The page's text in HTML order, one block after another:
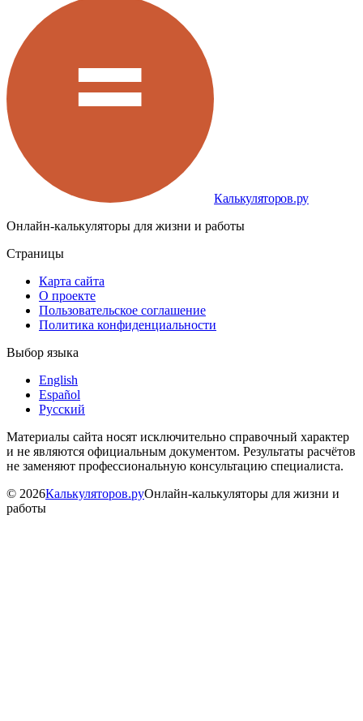
Калькуляторов.ру
Онлайн-калькуляторы для жизни и работы
Страницы
Карта сайта
О проекте
Пользовательское соглашение
Политика конфиденциальности
Выбор языка
English
Español
Русский
Материалы сайта носят исключительно справочный характер
и не являются официальным документом. Результаты расчётов
не заменяют профессиональную консультацию специалиста.
© 2026Калькуляторов.руОнлайн-калькуляторы для жизни и
работы